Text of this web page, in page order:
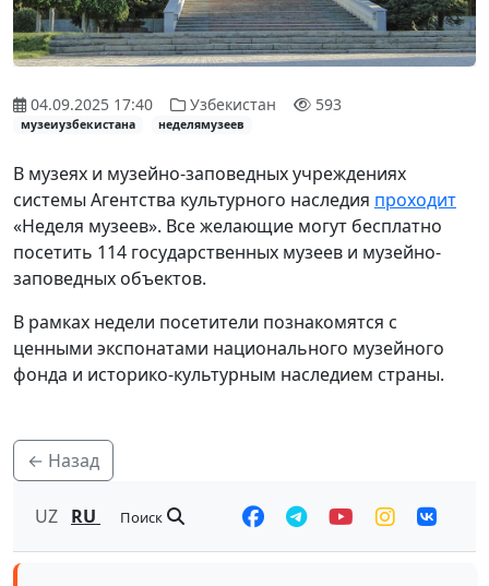
04.09.2025 17:40 Узбекистан 593
музеиузбекистана неделямузеев
В музеях и музейно-заповедных учреждениях
системы Агентства культурного наследия проходит
«Неделя музеев». Все желающие могут бесплатно
посетить 114 государственных музеев и музейно-
заповедных объектов.
В рамках недели посетители познакомятся с
ценными экспонатами национального музейного
фонда и историко-культурным наследием страны.
← Назад
UZ RU Поиск